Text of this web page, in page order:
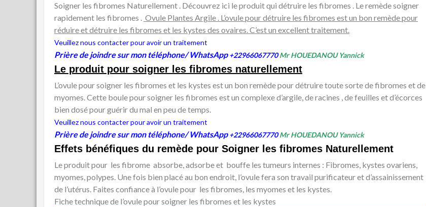
Soigner les fibromes Naturellement . Découvrez ici le produit qui détruire les fibromes . Le remède soigner
rapidement les fibromes . Ovule Plantes Argile . L’ovule pour détruire les fibromes est un bon remède pour
réduire et détruire les fibromes et les kystes des ovaires. C’est un excellent traitement.
Veuillez nous contacter pour avoir un traitement
Prière de joindre sur mon téléphone/ WhatsApp+22966067770Mr HOUEDANOU Yannick
Le produit pour soigner les fibromes naturellement
L’ovule pour soigner les fibromes et les kystes est un bon remède pour détruire toute sorte de fibromes et de
myomes. Cette boule pour soigner les fibromes est un complexe d’argile, de racines , de feuilles et d’écorces
bien dosé pour guérir du mal en peu de temps.
Veuillez nous contacter pour avoir un traitement
Prière de joindre sur mon téléphone/ WhatsApp+22966067770Mr HOUEDANOU Yannick
Effets bénéfiques du remède pour Soigner les fibromes Naturellement
Le produit pour les fibrome absorbe, adsorbe et bouffe les tumeurs internes : Fibromes, kystes ovariens,
myomes, polypes. Une fois bien placé au bon endroit, l’ovule fera son travail purificateur et d’assainissement
de l’utérus. Faites confiance à l’ovule pour les fibromes, les myomes et les kystes.
Fiche technique de l’ovule pour soigner les fibromes et les kystes